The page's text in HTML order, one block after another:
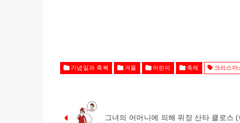
기념일과 축복 겨울 어린이 축제 크리스마
그녀의 어머니에 의해 위장 산타 클로스